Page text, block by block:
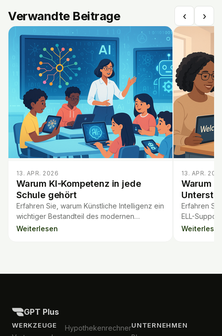
Verwandte Beitrage ‹ ›
13. APR. 2026
Warum KI-Kompetenz in jede
Schule gehört
Erfahren Sie, warum Künstliche Intelligenz ein
wichtiger Bestandteil des modernen
Unterrichts sein sollte und wie Schüler davon
Weiterlesen
13. APR.
Warum
Erfahren
ELL-
wie KI-
GPT Plus
WERKZEUGE HypothekenrechnerUNTERNEHMEN